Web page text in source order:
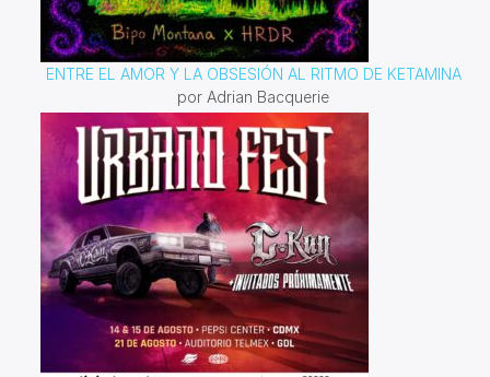
ENTRE EL AMOR Y LA OBSESIÓN AL RITMO DE KETAMINA
por Adrian Bacquerie